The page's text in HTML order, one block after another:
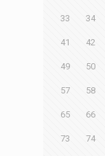
33 34
41 42
49 50
57 58
65 66
73 74